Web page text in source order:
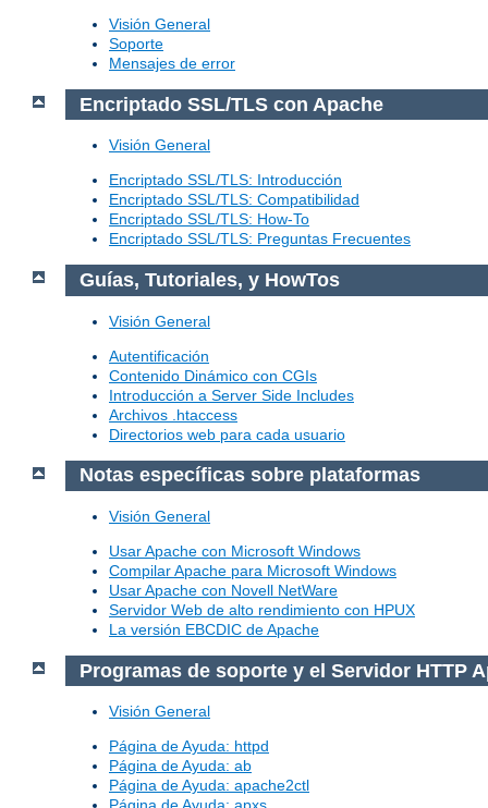
Visión General
Soporte
Mensajes de error
Encriptado SSL/TLS con Apache
Visión General
Encriptado SSL/TLS: Introducción
Encriptado SSL/TLS: Compatibilidad
Encriptado SSL/TLS: How-To
Encriptado SSL/TLS: Preguntas Frecuentes
Guías, Tutoriales, y HowTos
Visión General
Autentificación
Contenido Dinámico con CGIs
Introducción a Server Side Includes
Archivos .htaccess
Directorios web para cada usuario
Notas específicas sobre plataformas
Visión General
Usar Apache con Microsoft Windows
Compilar Apache para Microsoft Windows
Usar Apache con Novell NetWare
Servidor Web de alto rendimiento con HPUX
La versión EBCDIC de Apache
Programas de soporte y el Servidor HTTP
Visión General
Página de Ayuda: httpd
Página de Ayuda: ab
Página de Ayuda: apache2ctl